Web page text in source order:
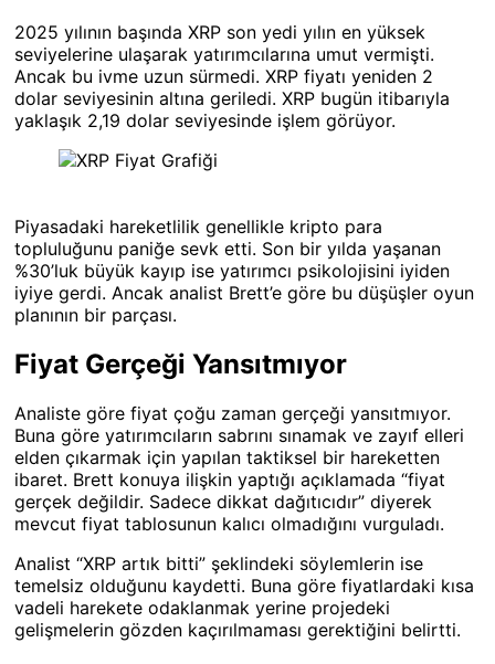
2025 yılının başında XRP son yedi yılın en yüksek
seviyelerine ulaşarak yatırımcılarına umut vermişti.
Ancak bu ivme uzun sürmedi. XRP fiyatı yeniden 2
dolar seviyesinin altına geriledi. XRP bugün itibarıyla
yaklaşık 2,19 dolar seviyesinde işlem görüyor.
Piyasadaki hareketlilik genellikle kripto para
topluluğunu paniğe sevk etti. Son bir yılda yaşanan
%30’luk büyük kayıp ise yatırımcı psikolojisini iyiden
iyiye gerdi. Ancak analist Brett’e göre bu düşüşler oyun
planının bir parçası.
Fiyat Gerçeği Yansıtmıyor
Analiste göre fiyat çoğu zaman gerçeği yansıtmıyor.
Buna göre yatırımcıların sabrını sınamak ve zayıf elleri
elden çıkarmak için yapılan taktiksel bir hareketten
ibaret. Brett konuya ilişkin yaptığı açıklamada “fiyat
gerçek değildir. Sadece dikkat dağıtıcıdır” diyerek
mevcut fiyat tablosunun kalıcı olmadığını vurguladı.
Analist “XRP artık bitti” şeklindeki söylemlerin ise
temelsiz olduğunu kaydetti. Buna göre fiyatlardaki kısa
vadeli harekete odaklanmak yerine projedeki
gelişmelerin gözden kaçırılmaması gerektiğini belirtti.